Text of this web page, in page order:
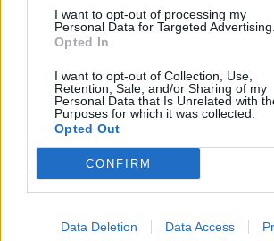
I want to opt-out of processing my
Personal Data for Targeted Advertising.
Opted In
I want to opt-out of Collection, Use,
Retention, Sale, and/or Sharing of my
Personal Data that Is Unrelated with
Purposes for which it was collected.
Opted Out
CONFIRM
Data Deletion Data Access
Ακολουθήστε το E-Radio.gr στο
και μάθετε πρώτοι τα πιο hot νέα.
Εσύ μπήκες στο E-Daily.gr; Τα
και ότι σου κάνει κλικ!
Ακολουθήστε το E-Radio.gr και